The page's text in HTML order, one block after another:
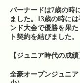
バーナードは7歳の時
ました。13歳の時に
ンド大会で優勝を果
ト契約を結びました。
【ジュニア時代の成績
全豪オープンジュニ
シダス・インソ
グリップテープ
振動止め
ボール関係